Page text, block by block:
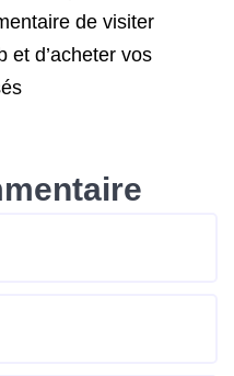
de visiter
et d’acheter vos